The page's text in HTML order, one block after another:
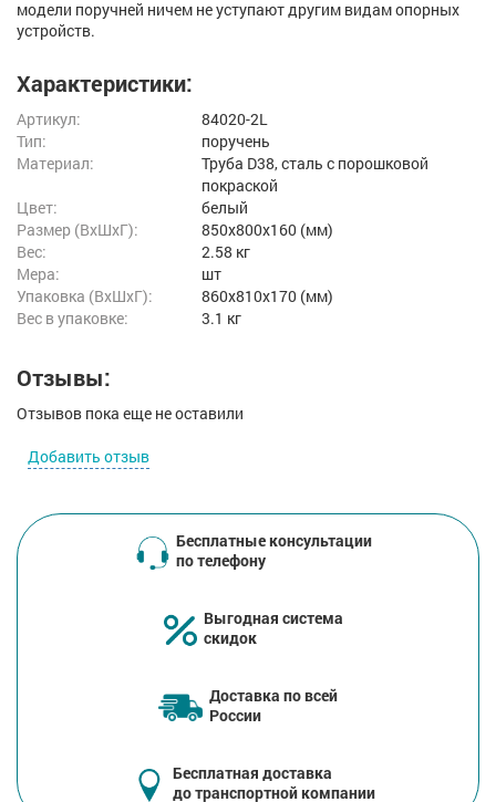
модели поручней ничем не уступают другим видам опорных
устройств.
Характеристики:
Артикул:
84020-2L
Тип:
поручень
Материал:
Труба D38, сталь с порошковой
покраской
Цвет:
белый
Размер (ВxШxГ):
850x800x160 (мм)
Вес:
2.58 кг
Мера:
шт
Упаковка (ВхШхГ):
860x810x170 (мм)
Вес в упаковке:
3.1 кг
Отзывы:
Отзывов пока еще не оставили
Добавить отзыв
Бесплатные консультации
по телефону
Выгодная система
скидок
Доставка по всей
России
Бесплатная доставка
до транспортной компании